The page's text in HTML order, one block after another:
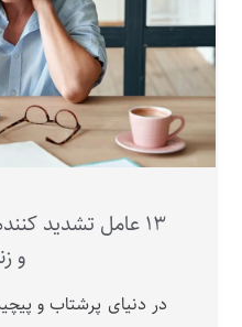
۱۳ عامل تشدید
و
در دنیای پرشتاب و